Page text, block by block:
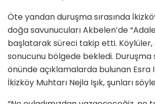
Öte yandan duruşma sırasında
doğa savunucuları Akbelen’de
başlatarak süreci takip etti. Köylüler,
sonucunu bölgede bekledi. Duruşma
önünde açıklamalarda bulunan Esra
İkizköy Muhtarı Nejla Işık, şunları